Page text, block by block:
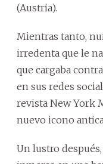
(Austria).
Mientras tanto,
irredenta que le
que cargaba
en sus redes
revista New York
nuevo icono
Un lustro